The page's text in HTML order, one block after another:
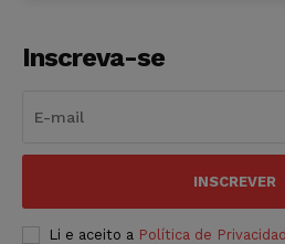
Inscreva-se
INSCREVER
Li e aceito a Política de